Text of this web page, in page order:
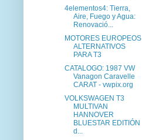
4elementos4: Tierra,
Aire, Fuego y Agua:
Renovació...
MOTORES EUROPEOS
ALTERNATIVOS
PARA T3
CATALOGO: 1987 VW
Vanagon Caravelle
CARAT - vwpix.org
VOLKSWAGEN T3
MULTIVAN
HANNOVER
BLUESTAR EDITIÓN
d...